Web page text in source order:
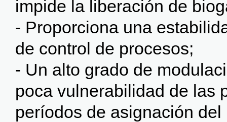
impide la liberación de
- Proporciona una
de control de procesos;
- Un alto grado de
poca vulnerabilidad de las
períodos de asignación del